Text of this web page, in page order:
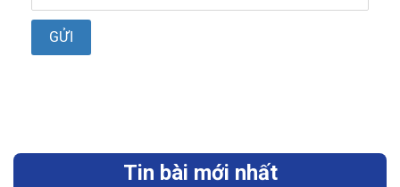
Tin bài mới nhất